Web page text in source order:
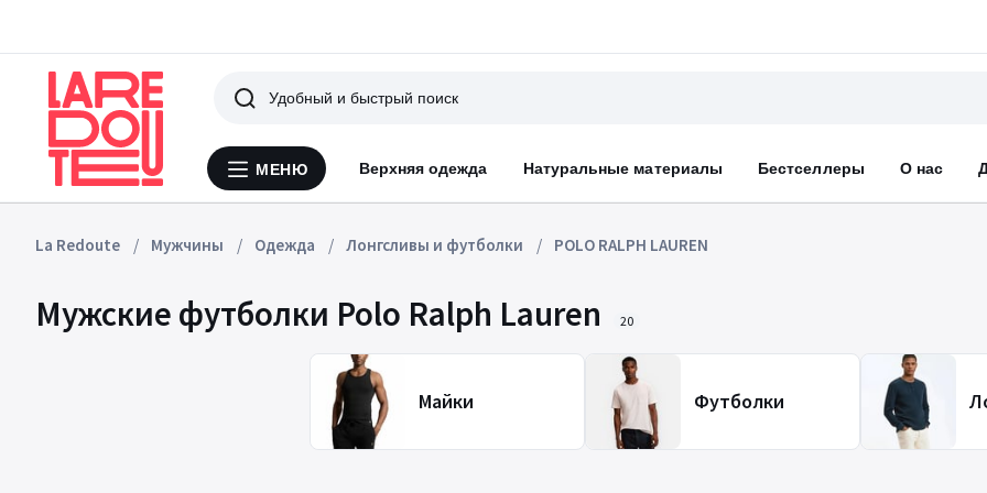
Меню
МЕНЮ Верхняя одежда Натуральные материалы Бестселлеры О нас
Поиск
La Redoute Мужчины Одежда Лонгсливы и футболки POLO RALPH LAUREN
Мужские футболки Polo Ralph Lauren 20
Майки Футболки